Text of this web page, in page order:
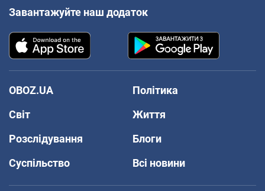
Завантажуйте наш додаток
OBOZ.UA
Політика
Світ
Життя
Розслідування
Блоги
Суспільство
Всі новини